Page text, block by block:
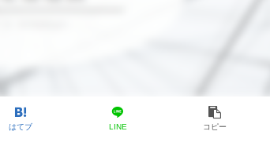
はてブ LINE コピー